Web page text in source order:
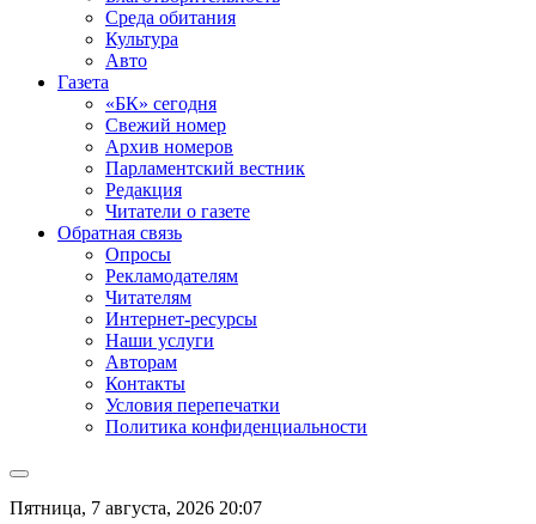
Среда обитания
Культура
Авто
Газета
«БК» сегодня
Свежий номер
Архив номеров
Парламентский вестник
Редакция
Читатели о газете
Обратная связь
Опросы
Рекламодателям
Читателям
Интернет-ресурсы
Наши услуги
Авторам
Контакты
Условия перепечатки
Политика конфиденциальности
Пятница, 7 августа, 2026 20:07